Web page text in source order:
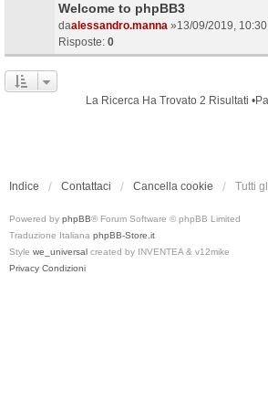
Welcome to phpBB3
daalessandro.manna »13/09/2019,
Risposte: 0
La Ricerca Ha Trovato 2 Risultati
Indice Contattaci Cancella cookie Tutti
Powered by phpBB® Forum Software © phpBB Limited
Traduzione Italiana phpBB-Store.it
Style we_universal created by INVENTEA & v12mike
Privacy Condizioni